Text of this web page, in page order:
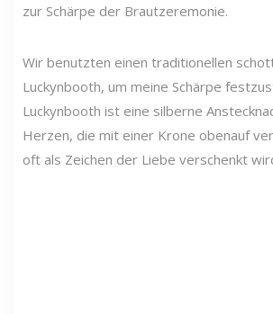
zur Schärpe der Brautzeremonie.
Wir benutzten einen traditionellen
Luckynbooth, um meine Schärpe
Luckynbooth ist eine silberne
Herzen, die mit einer Krone obenauf
oft als Zeichen der Liebe verschenkt